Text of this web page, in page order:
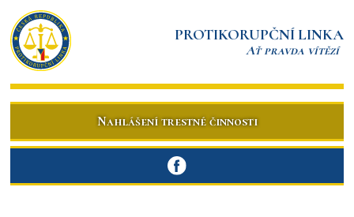
PROTIKORUPČNÍ LINKA
Ať pravda vítězí
Nahlášení trestné činnosti